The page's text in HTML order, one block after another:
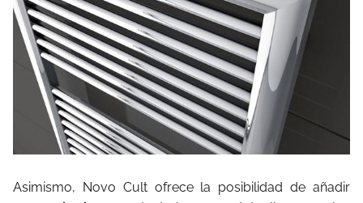
Asimismo, Novo Cult ofrece la posibilidad de añadir